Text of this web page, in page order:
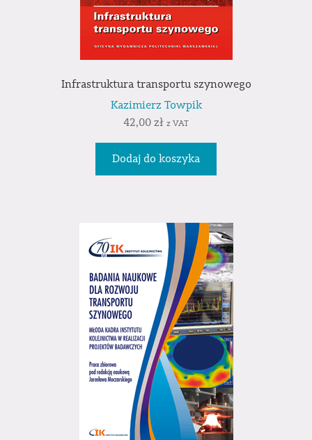
Infrastruktura transportu szynowego
Kazimierz Towpik
42,00 zł z VAT
Dodaj do koszyka